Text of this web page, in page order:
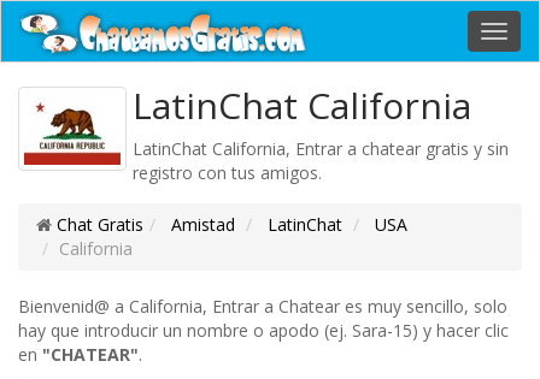
LatinChat California
LatinChat California, Entrar a chatear gratis y sin
registro con tus amigos.
Chat Gratis Amistad LatinChat
USA
California
Bienvenid@ a California, Entrar a Chatear es muy sencillo, solo
hay que introducir un nombre o apodo (ej. Sara-15) y hacer clic
en "CHATEAR".